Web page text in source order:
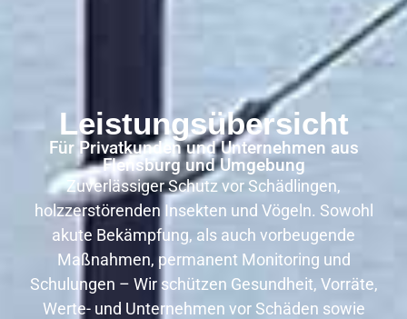
Leistungsübersicht
Für Privatkunden und Unternehmen aus
Flensburg und Umgebung
Zuverlässiger Schutz vor Schädlingen,
holzzerstörenden Insekten und Vögeln. Sowohl
akute Bekämpfung, als auch vorbeugende
Maßnahmen, permanent Monitoring und
Schulungen – Wir schützen Gesundheit, Vorräte,
Werte- und Unternehmen vor Schäden sowie